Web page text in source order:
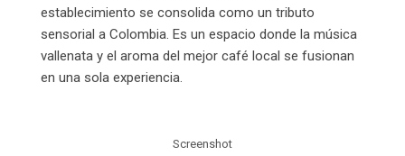
establecimiento se consolida como un tributo
sensorial a Colombia. Es un espacio donde la música
vallenata y el aroma del mejor café local se fusionan
en una sola experiencia.
Screenshot